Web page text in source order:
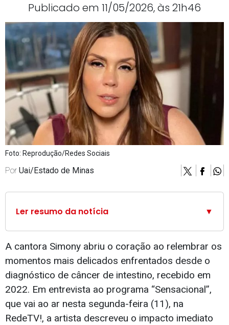
Publicado em 11/05/2026, às 21h46
Foto: Reprodução/Redes Sociais
Por Uai/Estado de Minas
Ler resumo da notícia ▼
A cantora Simony abriu o coração ao relembrar os
momentos mais delicados enfrentados desde o
diagnóstico de câncer de intestino, recebido em
2022. Em entrevista ao programa “Sensacional”,
que vai ao ar nesta segunda-feira (11), na
RedeTV!, a artista descreveu o impacto imediato